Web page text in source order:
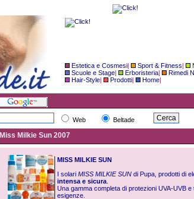
Estetica e Cosmesi| Sport & Fitness|
Scuole e Stage| Erboristeria| Rimedi
Hair-Style| Prodotti| Home|
Web Beltade
Miss Milkie Sun 2007
MISS MILKIE SUN
I solari MISS MILKIE SUN di Pupa, prodotti di
intensa e sicura
Una gamma completa di protezioni UVA-UVB
esigenze.